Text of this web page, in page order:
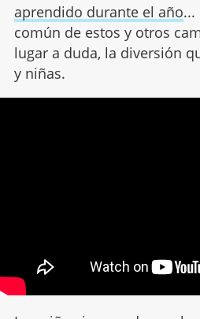
aprendido durante el año
común de estos y otros
lugar a duda, la diversión
y niñas.